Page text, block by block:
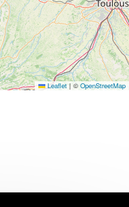
Leaflet | © OpenStreetMap